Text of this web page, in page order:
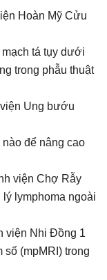
Hoàn Mỹ Cửu
tá tụy dưới
trong phẫu thuật
Ung bướu
để nâng cao
viện Chợ Rẫy
lymphoma ngoài
viện Nhi Đồng 1
(mpMRI) trong